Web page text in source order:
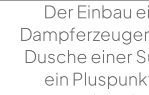
Der Einbau
Dusche einer
ein